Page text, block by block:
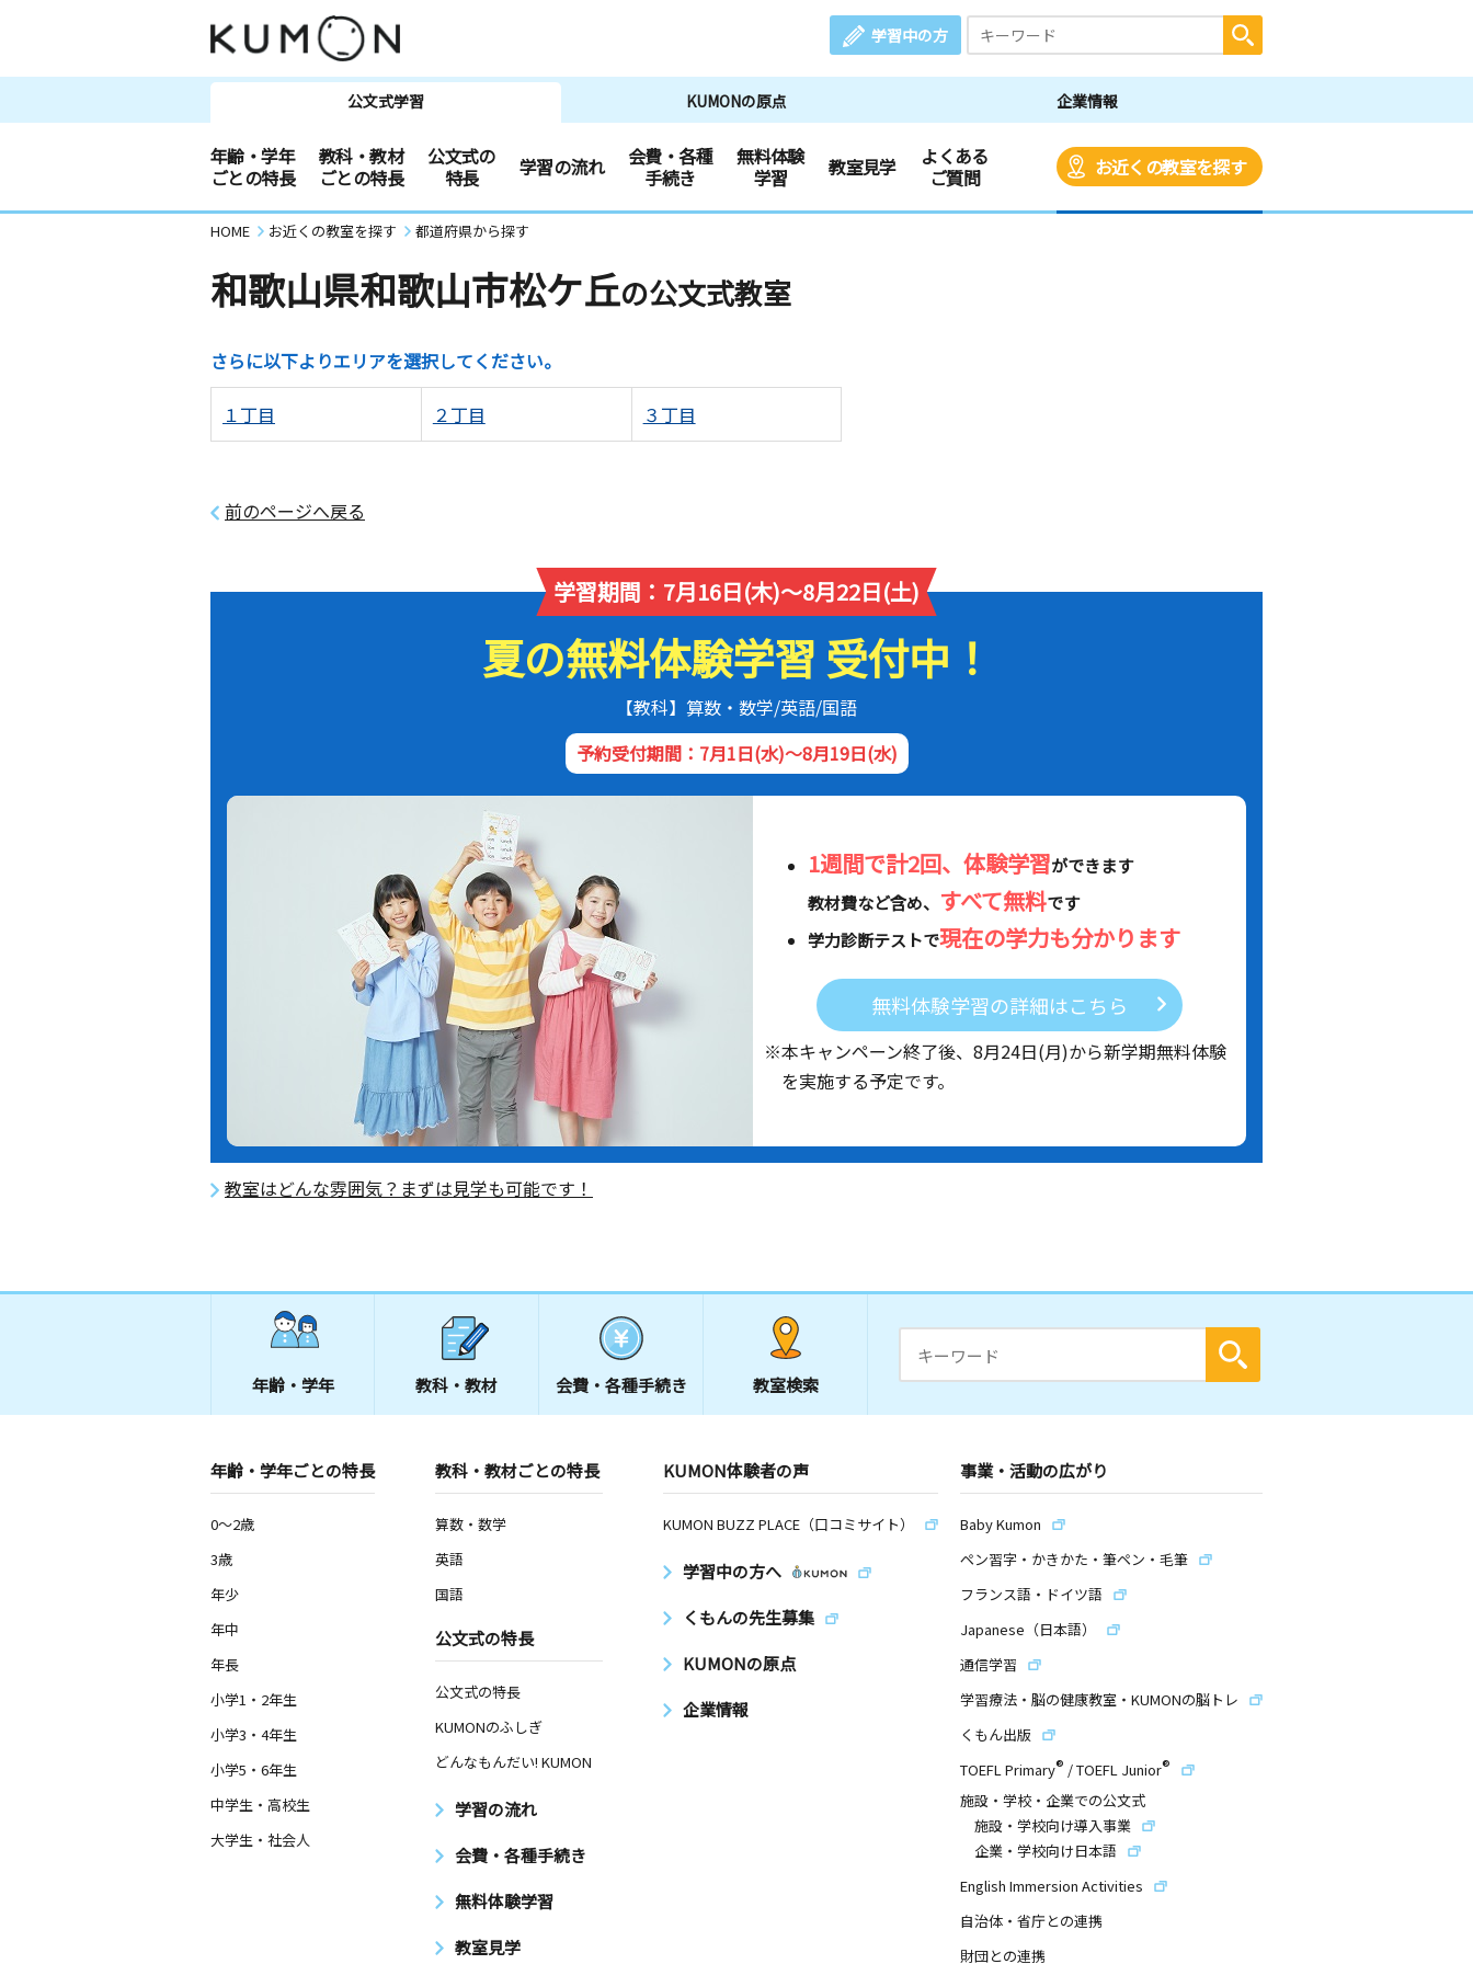
学習中の方
公文式学習 KUMONの原点 企業情報
年齢・学年
ごとの特長
教科・教材
ごとの特長
公文式の
特長
学習の流れ
会費・各種
手続き
無料体験
学習
教室見学
よくある
ご質問
お近くの教室を探す
HOME お近くの教室を探す 都道府県から探す
和歌山県和歌山市松ケ丘の公文式教室
さらに以下よりエリアを選択してください。
１丁目 ２丁目 ３丁目
前のページへ戻る
学習期間：7月16日(木)～8月22日(土)
夏の無料体験学習 受付中！
【教科】算数・数学/英語/国語
予約受付期間：7月1日(水)～8月19日(水)
1週間で計2回、体験学習ができます
教材費など含め、 すべて無料です
学力診断テストで現在の学力も分かります
無料体験学習の詳細はこちら
※本キャンペーン終了後、 8月24日(月)から新学期無料体験
を実施する予定です。
教室はどんな雰囲気？まずは見学も可能です！
年齢・学年 教科・教材 会費・ 各種手続き 教室検索
年齢・学年ごとの特長
0～2歳
3歳
年少
年中
年長
小学1・2年生
小学3・4年生
小学5・6年生
中学生・高校生
大学生・社会人
教科・教材ごとの特長
算数・数学
英語
国語
公文式の特長
公文式の特長
KUMONのふしぎ
どんなもんだい! KUMON
学習の流れ
会費・各種手続き
無料体験学習
教室見学
KUMON体験者の声
KUMON BUZZ PLACE（口コミサイト）
学習中の方へ
くもんの先生募集
KUMONの原点
企業情報
事業・活動の広がり
Baby Kumon
ペン習字・かきかた・筆ペン・毛筆
フランス語・ドイツ語
Japanese（日本語）
通信学習
学習療法・脳の健康教室・KUMONの脳トレ
くもん出版
TOEFL Primary® /TOEFL Junior®
施設・学校・企業での公文式
施設・学校向け導入事業
企業・学校向け日本語
English Immersion Activities
自治体・省庁との連携
財団との連携